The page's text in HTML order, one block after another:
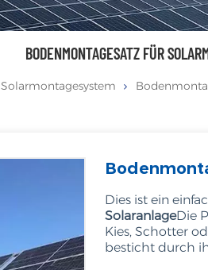
BODENMONTAGESATZ FÜR
Solarmontagesystem
Dies ist ein
SolaranlageDie
Kies, Schotter
besticht durch